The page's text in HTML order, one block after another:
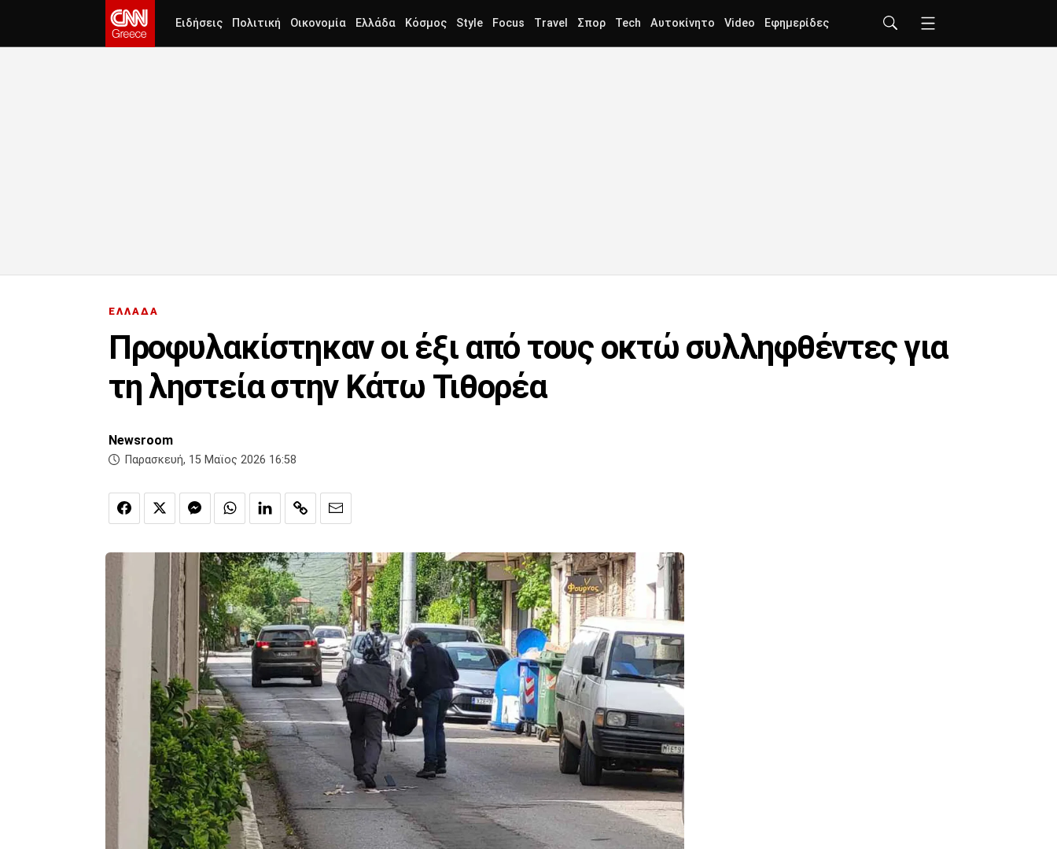
Ειδήσεις Πολιτική Οικονομία Ελλάδα Κόσμος Style Focus Travel Σπορ Tech Αυτοκίνητο Video Εφημερίδες
ΕΛΛΑΔΑ
Προφυλακίστηκαν οι έξι από τους οκτώ συλληφθέντες για
τη ληστεία στην Κάτω Τιθορέα
Newsroom
Παρασκευή, 15 Μαϊος 2026 16:58